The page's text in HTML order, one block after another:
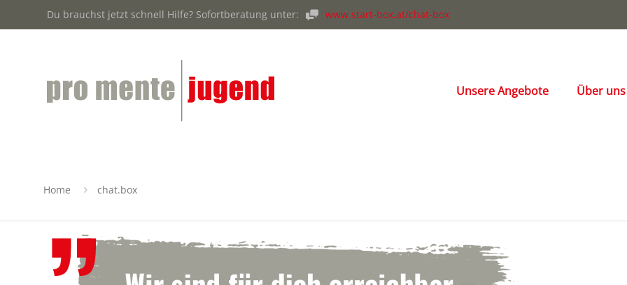
Du brauchst jetzt schnell Hilfe? Sofortberatung unter: www.start-box.at/chat-box
Unsere Angebote Über uns
Home chat.box